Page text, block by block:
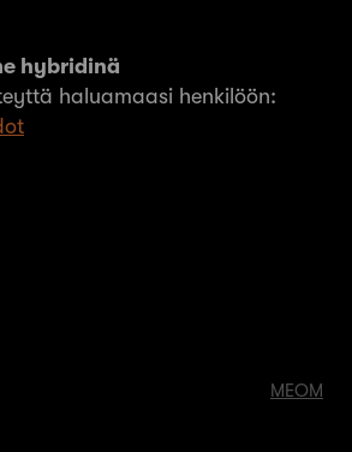
hybridinä
haluamaasi henkilöön:
MEOM